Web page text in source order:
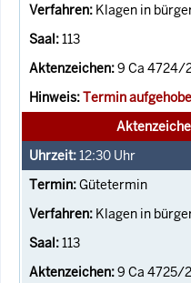
Klagen in
113
9 Ca 4724/
Termin
12:30 Uhr
Gütetermin
Klagen in
113
9 Ca 4725/